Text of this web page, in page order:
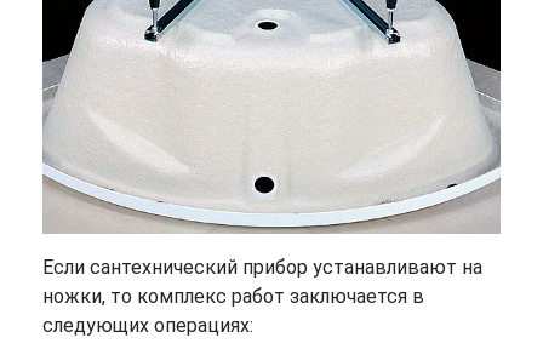
Если сантехнический прибор устанавливают на
ножки, то комплекс работ заключается в
следующих операциях: